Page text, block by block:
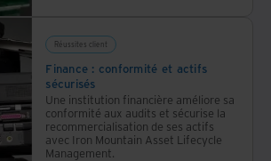
Réussites client
Finance : conformité et actifs
sécurisés
Une institution financière améliore sa
conformité aux audits et sécurise la
recommercialisation de ses actifs
avec Iron Mountain Asset Lifecycle
Management.